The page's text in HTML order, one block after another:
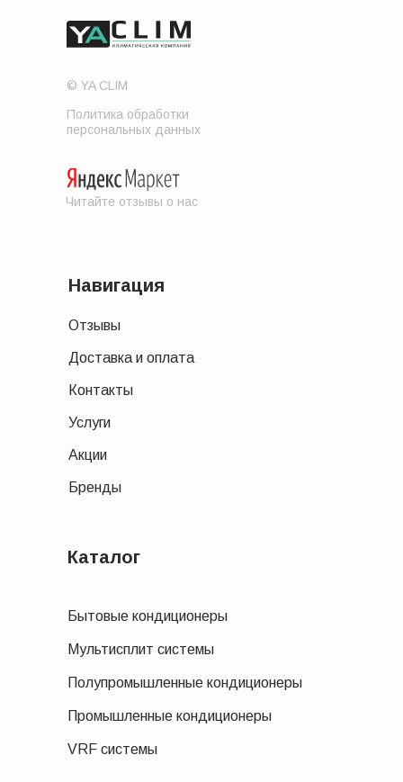
Навигация
Доставка и оплата
Отзывы
Контакты
Услуги
Акции
Бренды
Каталог
Бытовые кондиционеры
Мультисплит системы
Полупромышленные кондиционеры
Промышленные кондиционеры
VRF системы
© YA CLIM
Политика обработки
персональных данных
Читайте отзывы о нас